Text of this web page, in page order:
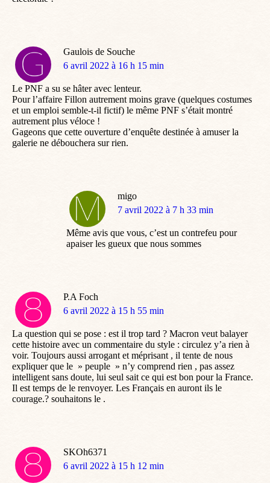
Gaulois de Souche
dit
6 avril 2022 à 16 h 15 min
Le PNF a su se hâter avec lenteur.
Pour l’affaire Fillon autrement moins grave (quelques costumes
et un emploi semble-t-il fictif) le même PNF s’était montré
autrement plus véloce !
Gageons que cette ouverture d’enquête destinée à amuser la
galerie ne débouchera sur rien.
migo
dit
7 avril 2022 à 7 h 33 min
Même avis que vous, c’est un contrefeu pour
apaiser les gueux que nous sommes
P.A Foch
dit
6 avril 2022 à 15 h 55 min
La question qui se pose : est il trop tard ? Macron veut balayer
cette histoire avec un commentaire du style : circulez y’a rien à
voir. Toujours aussi arrogant et méprisant , il tente de nous
expliquer que le » peuple » n’y comprend rien , pas assez
intelligent sans doute, lui seul sait ce qui est bon pour la France.
Il est temps de le renvoyer. Les Français en auront ils le
courage.? souhaitons le .
SKOh6371
dit
6 avril 2022 à 15 h 12 min